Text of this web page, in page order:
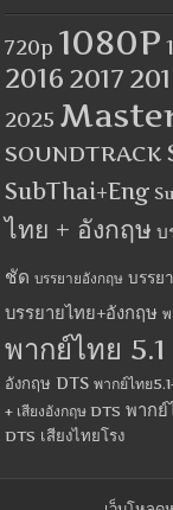
720p 1080P
2016 2017
2025
SOUNDTRACK
SubThai+Eng
ไทย + อังกฤษ บ
ชัด บรรยายอังกฤษ บรรย
บรรยายไทย+อังกฤษ
พากย์ไทย
อังกฤษ DTS พากย์ไทย
+ เสียงอังกฤษ DTS พากย์
DTS เสียงไทยโรง